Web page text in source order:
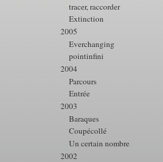
tracer, raccorder
Extinction
2005
Everchanging
pointinfini
2004
Parcours
Entrée
2003
Baraques
Coupécollé
Un certain nombre
2002